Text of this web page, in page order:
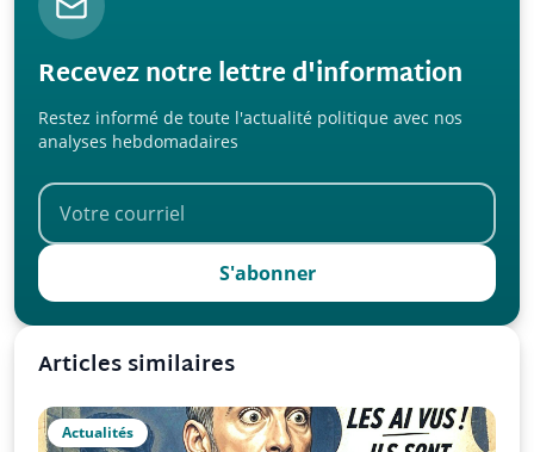
Recevez notre lettre d'information
Restez informé de toute l'actualité politique avec nos
analyses hebdomadaires
S'abonner
Articles similaires
Actualités